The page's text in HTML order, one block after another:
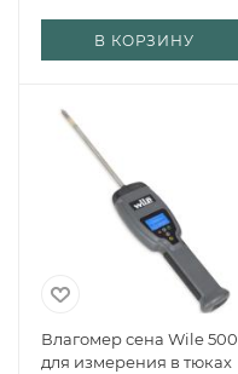
РоссииВ КОРЗИНУ
Влагомер сена Wile 500
для измерения в тюках